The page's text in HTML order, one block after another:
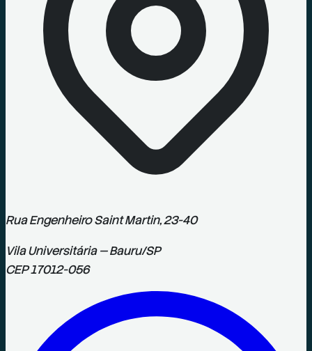
Rua Engenheiro Saint Martin, 23-40
Vila Universitária—Bauru/SP
CEP17012-056